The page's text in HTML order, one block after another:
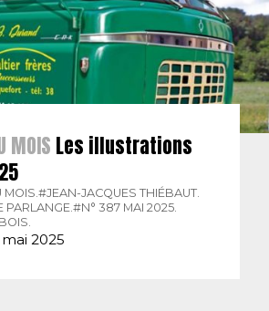
MOIS Les illustrations
#JEAN-JACQUES THIÉBAUT.
PARLANGE. #N° 387 MAI 2025.
2025